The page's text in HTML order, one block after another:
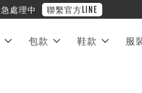
包款 鞋款 服